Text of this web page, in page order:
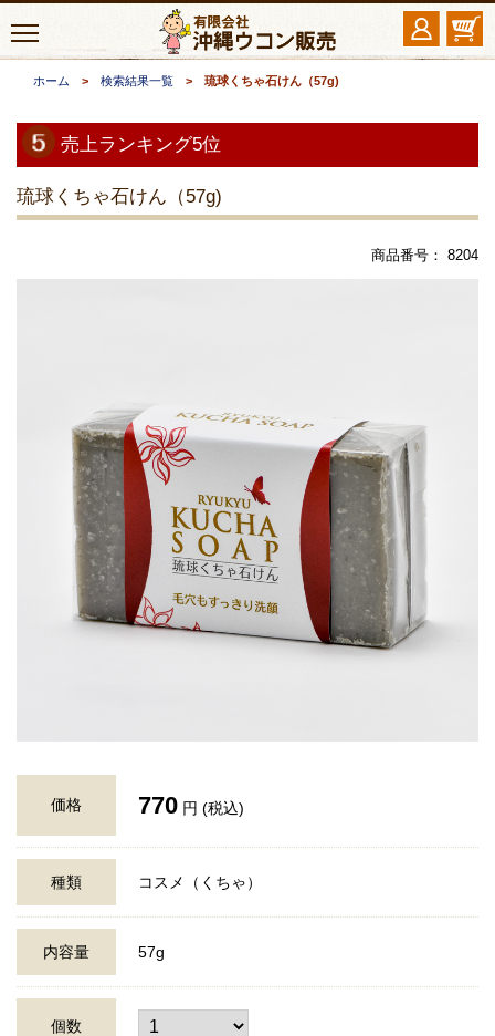
ホーム > 検索結果一覧 > 琉球くちゃ石けん（57g)
売上ランキング5位
琉球くちゃ石けん（57g)
商品番号： 8204
価格 770 円 (税込)
種類 コスメ（くちゃ）
内容量 57g
個数